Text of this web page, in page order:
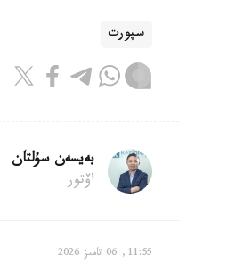
سپورت
بەيسەن سۇلتان
اۆتور
11:55, 06 تامىز 2026